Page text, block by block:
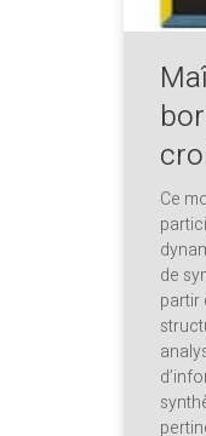
Ce
de
partir